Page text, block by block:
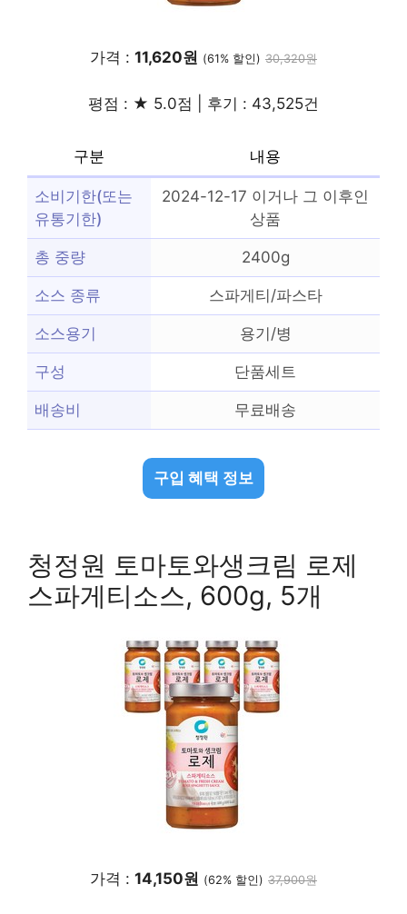
가격 : 11,620원 (61% 할인) 30,320원
평점 : ★ 5.0점 | 후기 : 43,525건
구분 내용
소비기한(또는
유통기한)
2024-12-17 이거나 그 이후인
상품
총 중량 2400g
소스 종류 스파게티/파스타
소스용기 용기/병
구성 단품세트
배송비 무료배송
구입 혜택 정보
청정원 토마토와생크림 로제
스파게티소스, 600g, 5개
가격 : 14,150원 (62% 할인) 37,900원